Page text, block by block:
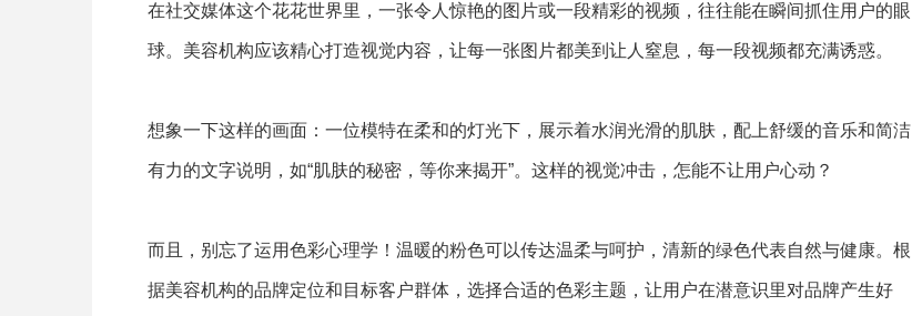
在社交媒体这个花花世界里，一张令人惊艳的图片或一段精彩的视频，往往能在瞬间抓住用户的眼
球。美容机构应该精心打造视觉内容，让每一张图片都美到让人窒息，每一段视频都充满诱惑。
想象一下这样的画面：一位模特在柔和的灯光下，展示着水润光滑的肌肤，配上舒缓的音乐和简洁
有力的文字说明，如“肌肤的秘密，等你来揭开”。这样的视觉冲击，怎能不让用户心动？
而且，别忘了运用色彩心理学！温暖的粉色可以传达温柔与呵护，清新的绿色代表自然与健康。根
据美容机构的品牌定位和目标客户群体，选择合适的色彩主题，让用户在潜意识里对品牌产生好